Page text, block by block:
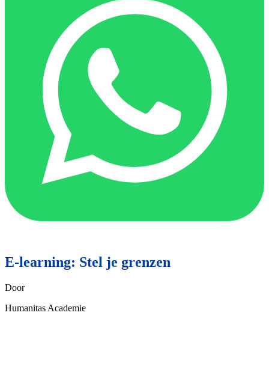
E-learning: Stel je grenzen
Door
Humanitas Academie